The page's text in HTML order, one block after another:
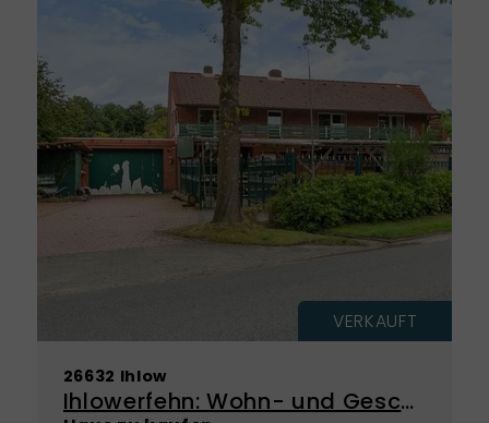
VERKAUFT
26632 Ihlow
Ihlowerfehn: Wohn- und Geschäftshaus mit Entwicklungspotenzial!